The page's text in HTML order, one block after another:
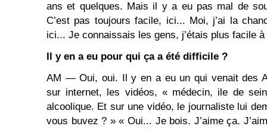
ans et quelques. Mais il y a eu pas mal de
C’est pas toujours facile, ici... Moi, j’ai la
ici... Je connaissais les gens, j’étais plus facile
Il y en a eu pour qui ça a été difficile ?
AM ― Oui, oui. Il y en a eu un qui venait des
sur internet, les vidéos, « médecin, ile de
alcoolique. Et sur une vidéo, le journaliste lui
vous buvez ? » « Oui... Je bois. J’aime ça.